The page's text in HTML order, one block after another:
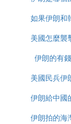
議會制，而是
伊朗的總統地
前總統內賈德
哈梅內伊的阻
後，勝選總統
正式就職。由
袖控制。
如果伊朗和
個
美國怎麼襲
的
伊朗的有
美國民兵伊
反
伊朗給中國
少
伊朗拍的海